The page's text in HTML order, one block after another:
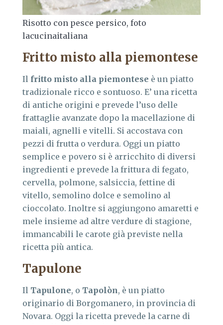
Risotto con pesce persico, foto
lacucinaitaliana
Fritto misto alla piemontese
Il fritto misto alla piemontese è un piatto
tradizionale ricco e sontuoso. E’ una ricetta
di antiche origini e prevede l’uso delle
frattaglie avanzate dopo la macellazione di
maiali, agnelli e vitelli. Si accostava con
pezzi di frutta o verdura. Oggi un piatto
semplice e povero si è arricchito di diversi
ingredienti e prevede la frittura di fegato,
cervella, polmone, salsiccia, fettine di
vitello, semolino dolce e semolino al
cioccolato. Inoltre si aggiungono amaretti e
mele insieme ad altre verdure di stagione,
immancabili le carote già previste nella
ricetta più antica.
Tapulone
Il Tapulone, o Tapolòn, è un piatto
originario di Borgomanero, in provincia di
Novara. Oggi la ricetta prevede la carne di